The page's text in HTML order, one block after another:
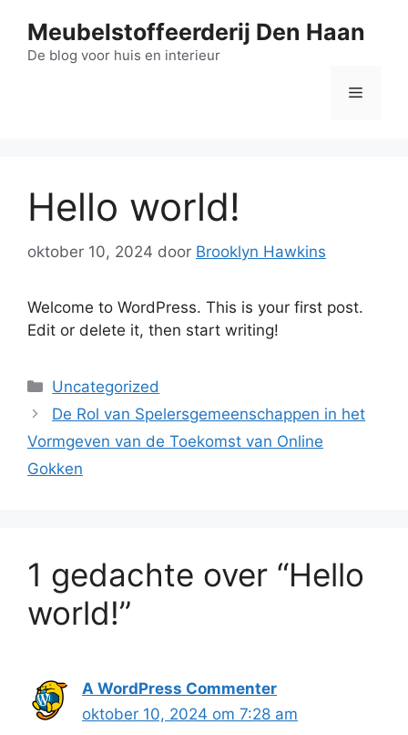
Meubelstoffeerderij Den Haan
De blog voor huis en interieur
Menu
Hello world!
oktober 10, 2024 door Brooklyn Hawkins
Welcome to WordPress. This is your first post.
Edit or delete it, then start writing!
Categorieën
Uncategorized
De Rol van Spelersgemeenschappen in het
Vormgeven van de Toekomst van Online
Gokken
1 gedachte over “Hello
world!”
A WordPress Commenter
oktober 10, 2024 om 7:28 am